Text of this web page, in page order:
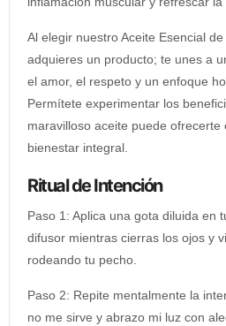
Al elegir nuestro Aceite Esencial
adquieres un producto; te unes a
el amor, el respeto y un enfoque
Permítete experimentar los
maravilloso aceite puede ofrecerte
bienestar integral.
Ritual de Intención
Paso 1: Aplica una gota diluida en
difusor mientras cierras los ojos y
rodeando tu pecho.
Paso 2: Repite mentalmente la
no me sirve y abrazo mi luz con